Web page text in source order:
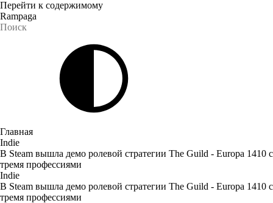
Перейти к содержимому
Rampaga
Главная
Indie
В Steam вышла демо ролевой стратегии The Guild - Europa 1410 с
тремя профессиями
Indie
В Steam вышла демо ролевой стратегии The Guild - Europa 1410 с
тремя профессиями